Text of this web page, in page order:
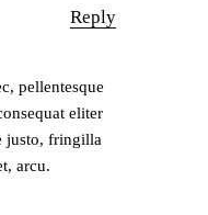
Reply
pellentesque
eliter
justo, fringilla
arcu.